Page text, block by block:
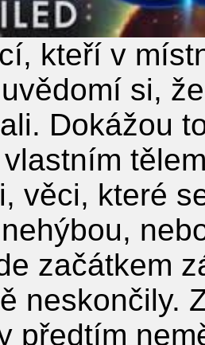
kteří v
si,
Dokážou
věci, které
začátkem
neskončily.
předtím